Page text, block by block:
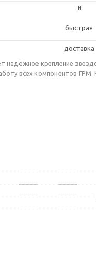
надёжное крепление
всех компонентов